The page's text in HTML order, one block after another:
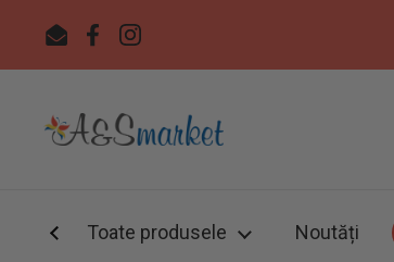
EmailFacebookInstagram
Toate produsele Noutăți